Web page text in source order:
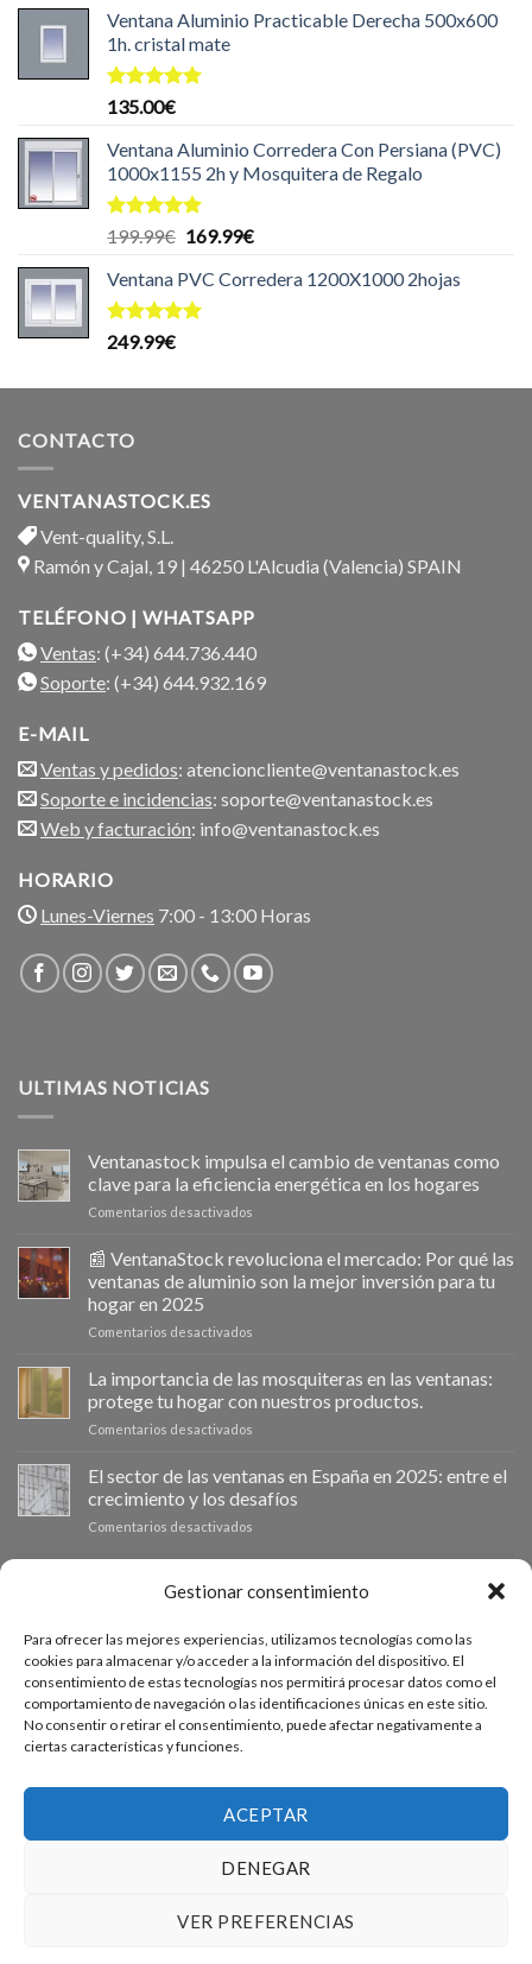
Gestionar consentimiento
Para ofrecer las mejores experiencias, utilizamos tecnologías como las
cookies para almacenar y/o acceder a la información del dispositivo. El
consentimiento de estas tecnologías nos permitirá procesar datos como el
comportamiento de navegación o las identificaciones únicas en este sitio.
No consentir o retirar el consentimiento, puede afectar negativamente a
ciertas características y funciones.
ACEPTAR
DENEGAR
VER PREFERENCIAS
de 5
Ventana Aluminio Practicable Derecha 500x600
1h. cristal mate
Valorado
de 5
135.00€
Ventana Aluminio Corredera Con Persiana (PVC)
1000x1155 2h y Mosquitera de Regalo
Valorado
de 5
199.99€ El
original
era:
169.99€El
actual
Ventana PVC Corredera 1200X1000 2hojas
Valorado
249.99€
CONTACTO
VENTANASTOCK.ES
Vent-quality, S.L.
Ramón y Cajal, 19 | 46250 L'Alcudia (Valencia) SPAIN
TELÉFONO | WHATSAPP
Ventas: (+34) 644.736.440
Soporte: (+34) 644.932.169
E-MAIL
Ventas y pedidos: atencioncliente@ventanastock.es
Soporte e incidencias: soporte@ventanastock.es
Web y facturación: info@ventanastock.es
HORARIO
Lunes-Viernes 7:00 - 13:00 Horas
ULTIMAS NOTICIAS
Ventanastock impulsa el cambio de ventanas como
clave para la eficiencia energética en los hogares
Comentarios desactivados
impulsa
el
cambio
la
en
los
📰 VentanaStock revoluciona el mercado: Por qué las
ventanas de aluminio son la mejor inversión para tu
hogar en 2025
Comentarios desactivados
VentanaStock
revoluciona
el
qué
las
la
inversión
para
hogar
en
2025
La importancia de las mosquiteras en las ventanas:
protege tu hogar con nuestros productos.
Comentarios desactivados
importancia
de
las
ventanas:
hogar
con
nuestros
productos.
El sector de las ventanas en España en 2025: entre el
crecimiento y los desafíos
Comentarios desactivados
de
en
España
en
2025:
entre
y
los
PRESUPUESTO A MEDIDA
Si necesitas ventanas de otras medidas puedes solicitar un
presupuesto a medida desde nuestro formulario de solicitud
de presupuesto.
PREGUNTAS FRECUENTES
CONDICIONES DE USO WEB